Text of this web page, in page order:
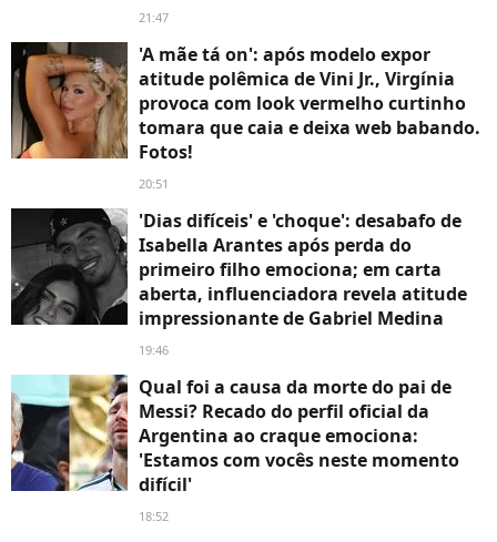
21:47
'A mãe tá on': após modelo expor
atitude polêmica de Vini Jr., Virgínia
provoca com look vermelho curtinho
tomara que caia e deixa web babando.
Fotos!
20:51
'Dias difíceis' e 'choque': desabafo de
Isabella Arantes após perda do
primeiro filho emociona; em carta
aberta, influenciadora revela atitude
impressionante de Gabriel Medina
19:46
Qual foi a causa da morte do pai de
Messi? Recado do perfil oficial da
Argentina ao craque emociona:
'Estamos com vocês neste momento
difícil'
18:52